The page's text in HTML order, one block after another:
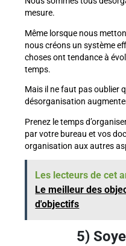
mesure.
Même lorsque nous
nous créons un système
choses ont tendance à
temps.
Mais il ne faut pas oublier
désorganisation
Prenez le temps
par votre bureau et vos
organisation aux autres
Les lecteurs de cet
Le meilleur des
d'objectifs
5)